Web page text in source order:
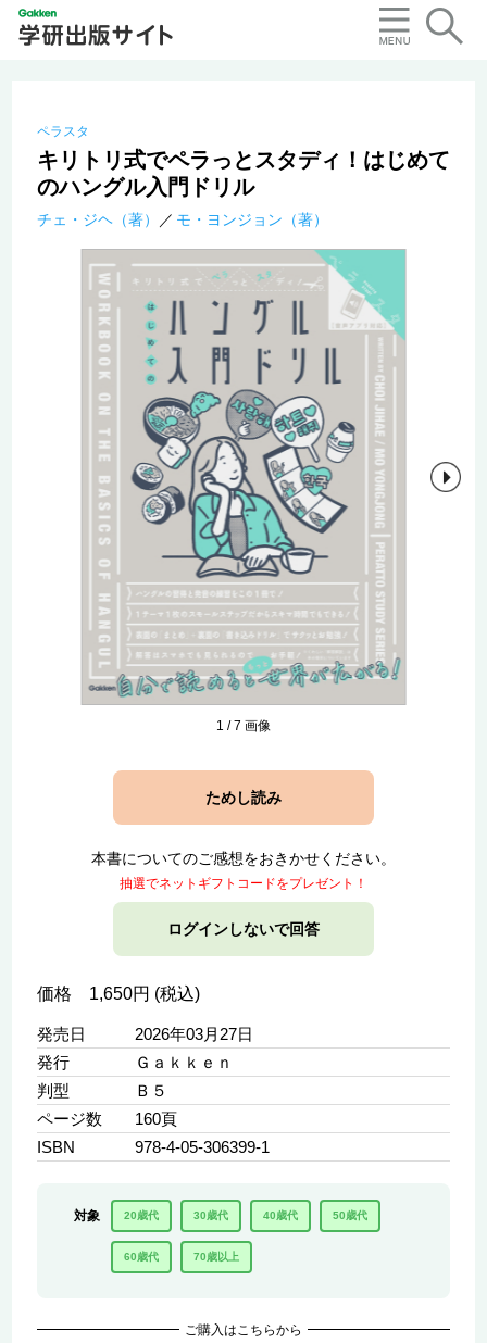
ペラスタ
キリトリ式でペラっとスタディ！はじめて
のハングル入門ドリル
チェ・ジヘ（著） モ・ヨンジョン（著）
1 /7 画像
ためし読み
本書についてのご感想をおきかせください。
抽選でネットギフトコードをプレゼント！
ログインしないで回答
価格 1,650円 (税込)
発売日
2026年03月27日
発行
Ｇａｋｋｅｎ
判型
Ｂ５
ページ数
160頁
ISBN
978-4-05-306399-1
対象 20歳代 30歳代 40歳代 50歳代
60歳代 70歳以上
ご購入はこちらから